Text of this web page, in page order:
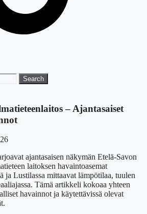
Search
– Ajantasaiset
ajantasaisen näkymän Etelä-Savon
laitoksen havaintoasemat
ja Lustilassa mittaavat lämpötilaa, tuulen
Tämä artikkeli kokoaa yhteen
havainnot ja käytettävissä olevat